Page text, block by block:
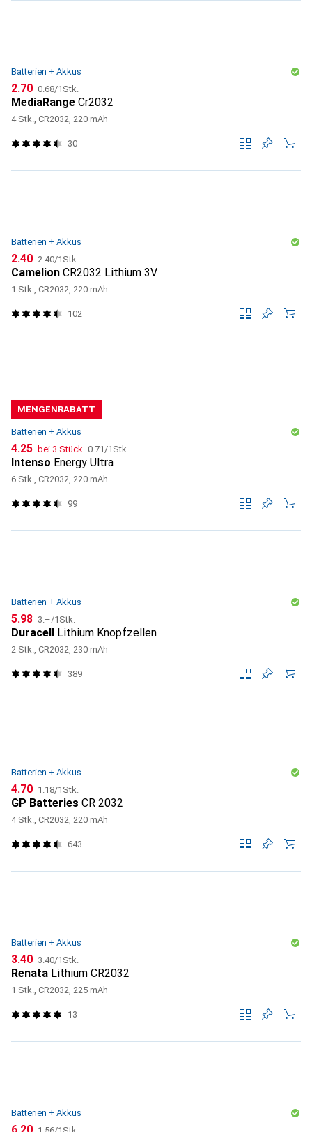
Batterien + Akkus
CHF
2.70 CHF
0.68/1Stk.
MediaRange Cr2032
4 Stk., CR2032, 220 mAh
30
Batterien + Akkus
CHF
2.40 CHF
2.40/1Stk.
Camelion CR2032 Lithium 3V
1 Stk., CR2032, 220 mAh
102
MENGENRABATT
Batterien + Akkus
CHF
4.25 bei 3 Stück CHF
0.71/1Stk.
Intenso Energy Ultra
6 Stk., CR2032, 220 mAh
99
Batterien + Akkus
CHF
5.98 CHF
3.–/1Stk.
Duracell Lithium Knopfzellen
2 Stk., CR2032, 230 mAh
389
Batterien + Akkus
CHF
4.70 CHF
1.18/1Stk.
GP Batteries CR 2032
4 Stk., CR2032, 220 mAh
643
Batterien + Akkus
CHF
3.40 CHF
3.40/1Stk.
Renata Lithium CR2032
1 Stk., CR2032, 225 mAh
13
Batterien + Akkus
CHF